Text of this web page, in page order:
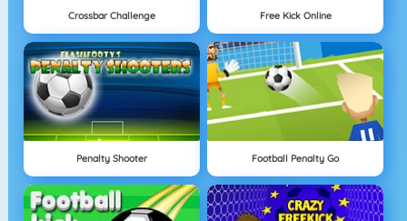
Crossbar Challenge Free Kick Online
Penalty Shooter Football Penalty Go